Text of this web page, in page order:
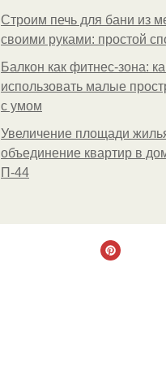
Строим печь для бани из
своими руками: простой
Балкон как фитнес-зона:
использовать малые
с умом
Увеличение площади
объединение квартир в
П-44